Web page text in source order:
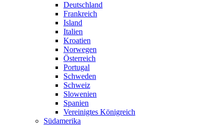
Deutschland
Frankreich
Island
Italien
Kroatien
Norwegen
Österreich
Portugal
Schweden
Schweiz
Slowenien
Spanien
Vereinigtes Königreich
Südamerika